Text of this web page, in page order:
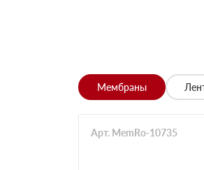
Обыскались
Николай
Начал сотрудничать
Брали утеплитель
Мембраны
Арт. MemRo-10735